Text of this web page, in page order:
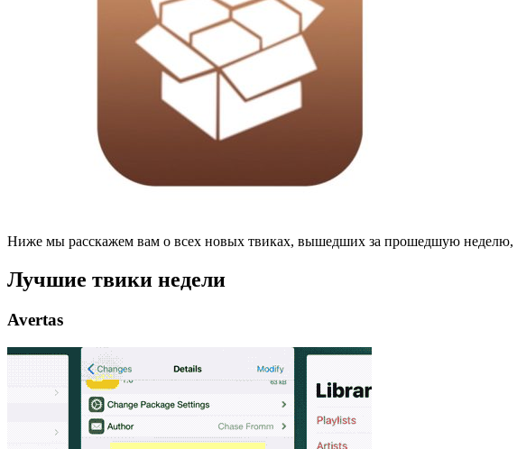
Ниже мы расскажем вам о всех новых твиках, вышедших за прошедшую неделю,
Лучшие твики недели
Avertas